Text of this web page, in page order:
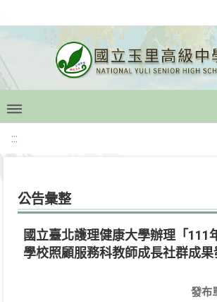
:::
公告彙整
國立臺北護理健康大學辦理「111
學校照顧服務科教師成長社群成果
發布